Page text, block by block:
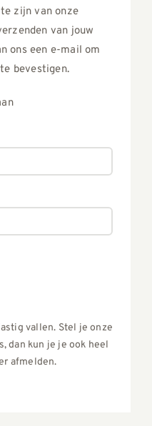
zijn van onze
van jouw
ons een e-mail om
bevestigen.
vallen. Stel je onze
dan kun je je ook heel
afmelden.